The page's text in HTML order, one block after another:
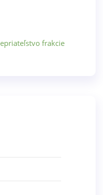
frakcie